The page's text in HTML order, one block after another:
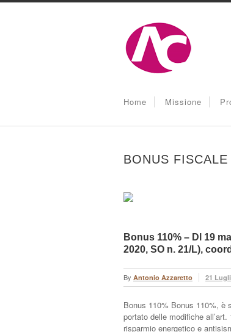
Home Missione
BONUS FISCALE
Bonus 110% – Dl 19
2020, SO n. 21/L),
By Antonio Azzaretto 21
Bonus 110% Bonus 110%, è
portato delle modifiche
risparmio energetico e